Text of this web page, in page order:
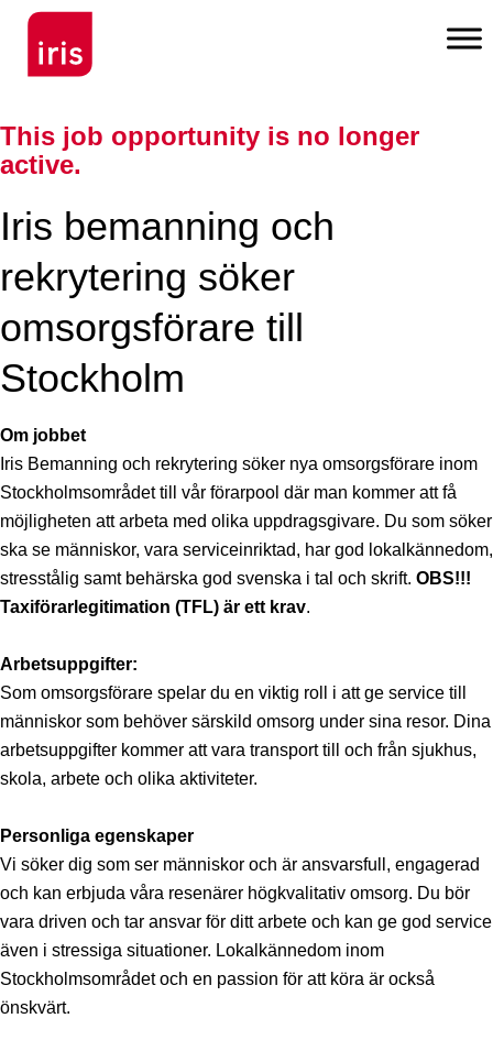
This job opportunity is no longer
active.
Iris bemanning och
rekrytering söker
omsorgsförare till
Stockholm
Om jobbet
Iris Bemanning och rekrytering söker nya omsorgsförare inom
Stockholmsområdet till vår förarpool där man kommer att få
möjligheten att arbeta med olika uppdragsgivare. Du som söker
ska se människor, vara serviceinriktad, har god lokalkännedom,
stresstålig samt behärska god svenska i tal och skrift. OBS!!!
Taxiförarlegitimation (TFL) är ett krav.
Arbetsuppgifter:
Som omsorgsförare spelar du en viktig roll i att ge service till
människor som behöver särskild omsorg under sina resor. Dina
arbetsuppgifter kommer att vara transport till och från sjukhus,
skola, arbete och olika aktiviteter.
Personliga egenskaper
Vi söker dig som ser människor och är ansvarsfull, engagerad
och kan erbjuda våra resenärer högkvalitativ omsorg. Du bör
vara driven och tar ansvar för ditt arbete och kan ge god service
även i stressiga situationer. Lokalkännedom inom
Stockholmsområdet och en passion för att köra är också
önskvärt.